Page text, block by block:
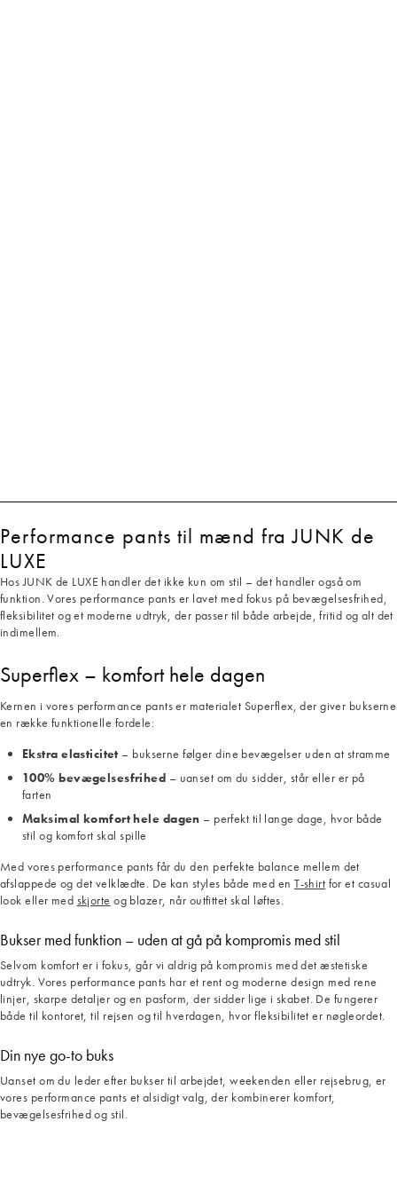
Performance pants til mænd fra JUNK de
LUXE
Hos JUNK de LUXE handler det ikke kun om stil – det handler også om
funktion. Vores performance pants er lavet med fokus på bevægelsesfrihed,
fleksibilitet og et moderne udtryk, der passer til både arbejde, fritid og alt det
indimellem.
Superflex – komfort hele dagen
Kernen i vores performance pants er materialet Superflex, der giver bukserne
en række funktionelle fordele:
Ekstra elasticitet – bukserne følger dine bevægelser uden at stramme
100% bevægelsesfrihed – uanset om du sidder, står eller er på
farten
Maksimal komfort hele dagen – perfekt til lange dage, hvor både
stil og komfort skal spille
Med vores performance pants får du den perfekte balance mellem det
afslappede og det velklædte. De kan styles både med enT-shirt for et casual
look eller med skjorte og blazer, når outfittet skal løftes.
Bukser med funktion – uden at gå på kompromis med stil
Selvom komfort er i fokus, går vi aldrig på kompromis med det æstetiske
udtryk. Vores performance pants har et rent og moderne design med rene
linjer, skarpe detaljer og en pasform, der sidder lige i skabet. De fungerer
både til kontoret, til rejsen og til hverdagen, hvor fleksibilitet er nøgleordet.
Din nye go-to buks
Uanset om du leder efter bukser til arbejdet, weekenden eller rejsebrug, er
vores performance pants et alsidigt valg, der kombinerer komfort,
bevægelsesfrihed og stil.